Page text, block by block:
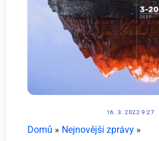
16. 3. 2022 9:27
Domů » Nejnovější zprávy »